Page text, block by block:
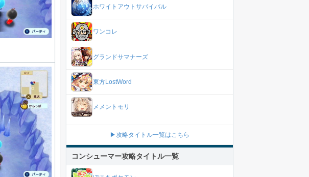
ホワイトアウトサバイバル
ワンコレ
グランドサマナーズ
東方LostWord
メメントモリ
▶攻略タイトル一覧はこちら
コンシューマー攻略タイトル一覧